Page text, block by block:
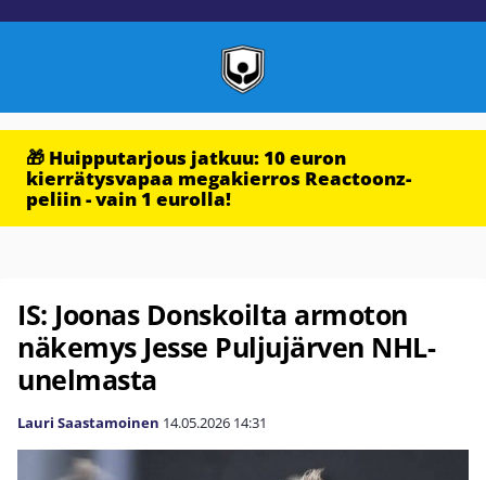
🎁 Huipputarjous jatkuu: 10 euron
kierrätysvapaa megakierros Reactoonz-
peliin - vain 1 eurolla!
IS: Joonas Donskoilta armoton
näkemys Jesse Puljujärven NHL-
unelmasta
Lauri Saastamoinen 14.05.2026 14:31